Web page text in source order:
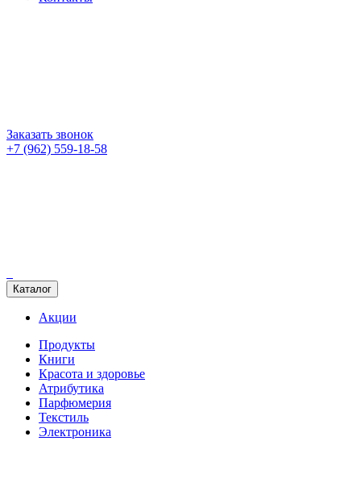
Заказать звонок
+7 (962) 559-18-58
Каталог
Акции
Продукты
Книги
Красота и здоровье
Атрибутика
Парфюмерия
Текстиль
Электроника